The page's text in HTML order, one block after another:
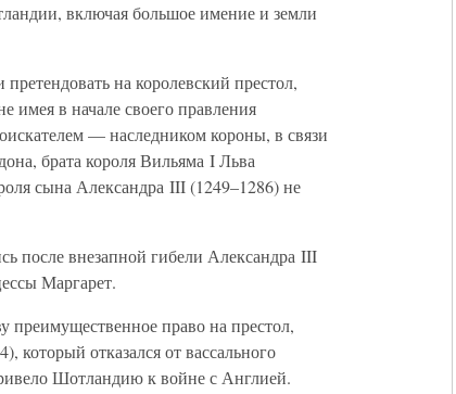
включая большое имение и земли
на королевский престол,
в начале своего правления
— наследником короны, в связи
брата короля Вильяма I Льва
сына Александра III (1249–1286) не
после внезапной гибели Александра III
Маргарет.
преимущественное право на престол,
отказался от вассального
Шотландию к войне с Англией.